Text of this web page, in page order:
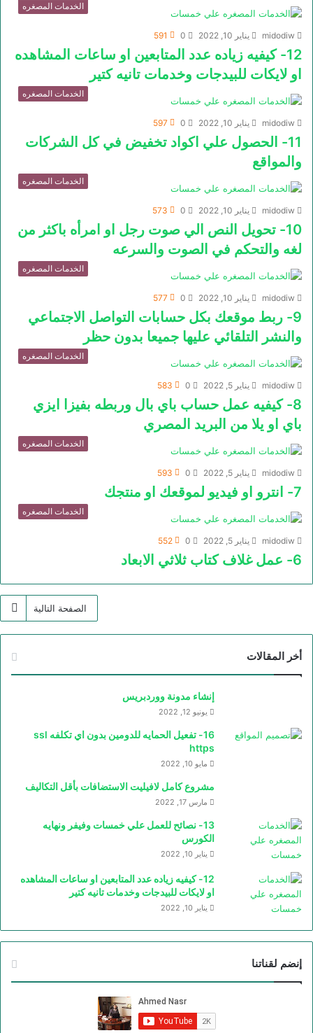
الخدمات المصغره
midodiw يناير 10, 2022 0
591
12- كيفيه زياده عدد المتابعين او ساعات المشاهده
او لايكات للبيدجات وخدمات تانيه كتير
الخدمات المصغره
midodiw يناير 10, 2022 0
597
11- الحصول علي اكواد تخفيض في كل الشركات
والمواقع
الخدمات المصغره
midodiw يناير 10, 2022 0
573
10- تحويل النص الي صوت رجل او امرأه باكثر من
لغه والتحكم في الصوت والسرعه
الخدمات المصغره
midodiw يناير 10, 2022 0
577
9- ربط موقعك بكل حسابات التواصل الاجتماعي
والنشر التلقائي عليها جميعا بدون حظر
الخدمات المصغره
midodiw يناير 5, 2022 0
583
8- كيفيه عمل حساب باي بال وربطه بفيزا ايزي
باي او يلا من البريد المصري
الخدمات المصغره
midodiw يناير 5, 2022 0
593
7- انترو او فيديو لموقعك او منتجك
الخدمات المصغره
midodiw يناير 5, 2022 0
552
6- عمل غلاف كتاب ثلاثي الابعاد
الصفحة التالية
أخر المقالات
إنشاء مدونة ووردبريس
يونيو 12, 2022
16- تفعيل الحمايه للدومين بدون اي تكلفه ssl
https
مايو 10, 2022
مشروع كامل لافيليت الاستضافات بأقل التكاليف
مارس 17, 2022
13- نصائح للعمل علي خمسات وفيفر ونهايه
الكورس
يناير 10, 2022
12- كيفيه زياده عدد المتابعين او ساعات المشاهده
او لايكات للبيدجات وخدمات تانيه كتير
يناير 10, 2022
إنضم لقناتنا